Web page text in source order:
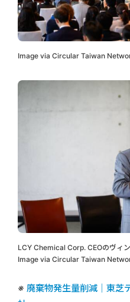
Image via Circular Taiwan
LCY Chemical Corp. CEOのヴィ
Image via Circular Taiwan
※ 廃棄物発生量削減｜東芝